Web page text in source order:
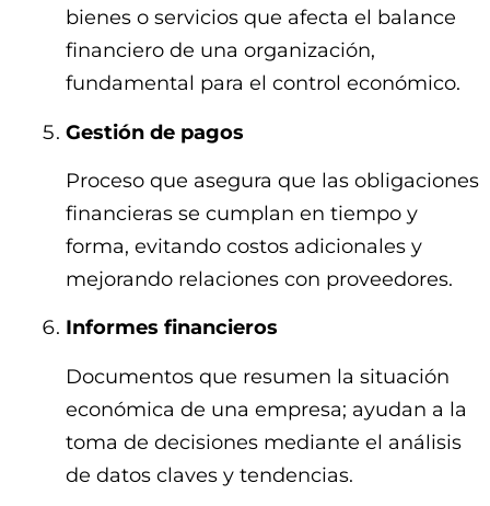
bienes o servicios que afecta el balance
financiero de una organización,
fundamental para el control económico.
Gestión de pagos
Proceso que asegura que las obligaciones
financieras se cumplan en tiempo y
forma, evitando costos adicionales y
mejorando relaciones con proveedores.
Informes financieros
Documentos que resumen la situación
económica de una empresa; ayudan a la
toma de decisiones mediante el análisis
de datos claves y tendencias.